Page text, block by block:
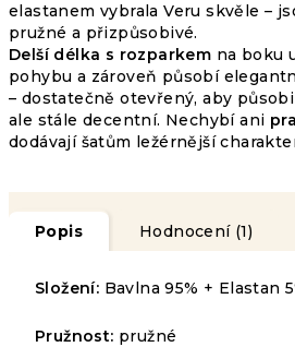
elastanem vybrala Veru skvěle –
pružné a přizpůsobivé.
Delší délka s rozparkem na boku
pohybu a zároveň působí
– dostatečně otevřený, aby
ale stále decentní. Nechybí ani
dodávají šatům ležérnější
Průměrné
hodnocení
produktu
je
5,0
z
5
1
HODNOCENÍ
Podrobnosti
hodnocení
LETNÍ
od 1
899 Kč
až –31
%
Popis Hodnocení (1)
Složení: Bavlna 95% + Elastan
Pružnost: pružné